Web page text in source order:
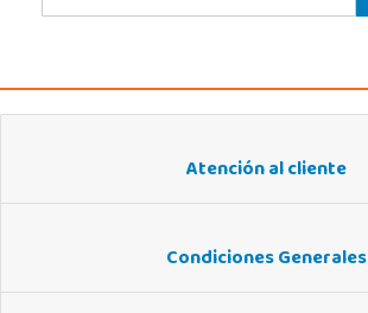
Atención al cliente
Condiciones Generales